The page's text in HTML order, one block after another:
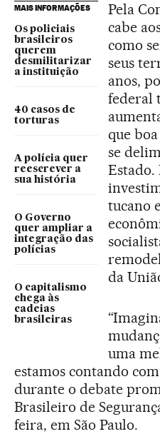
MAIS INFORMAÇÕES
Os policiais
brasileiros
querem
desmilitarizar
a instituição
40 casos de
torturas
A polícia quer
reescrever a
sua história
O Governo
quer ampliar a
integração das
polícias
O capitalismo
chega às
cadeias
brasileiras
Pela
cabe
como
seus
anos,
federal
que
se
Estado.
tucano
da
uma
estamos contando
durante o debate
Brasileiro de
feira, em São Paulo.